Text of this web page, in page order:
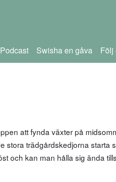
Podcast Swisha en gåva Följ
att fynda växter på
stora trädgårdskedjorna starta
och kan man hålla sig ända